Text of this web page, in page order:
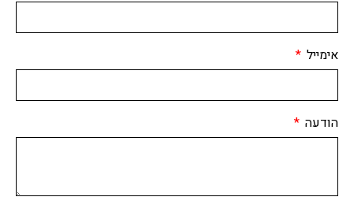
אימייל
הודעה